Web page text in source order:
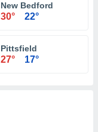
New Bedford
30° 22°
Pittsfield
27° 17°